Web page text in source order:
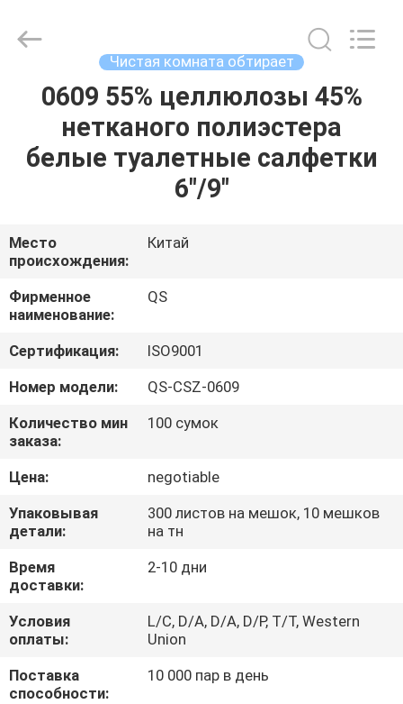
ДОМ
ПРОДУКТЫ
НАС
ПУТЕШЕСТВИЕ
ФАБРИКИ
ПРОВЕРКА
КАЧЕСТВА
СВЯЖИТЕСЬ
МЫ
НОВОСТИ
СПРОСИТЕ
ЦИТАТУ
Technology
Co.,Ltd.
Чистая комната обтирает
0609 55% целлюлозы 45%
нетканого полиэстера
белые туалетные салфетки
6"/9"
Место
происхождения:
Китай
Фирменное
наименование:
QS
Сертификация:
ISO9001
Номер модели:
QS-CSZ-0609
Количество мин
заказа:
100 сумок
Цена:
negotiable
Упаковывая
детали:
300 листов на мешок, 10 мешков
на тн
Время
доставки:
2-10 дни
Условия
оплаты:
L/C, D/A, D/A, D/P, T/T, Western
Union
Поставка
способности:
10 000 пар в день